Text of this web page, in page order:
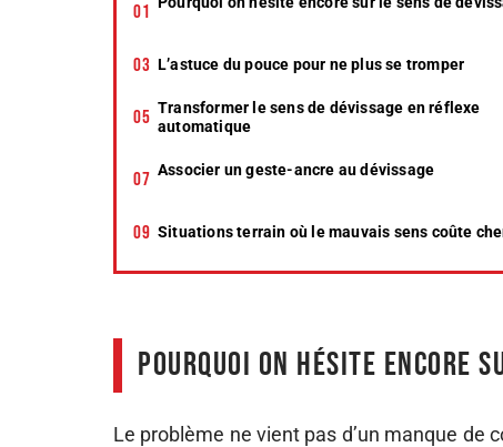
L’astuce du pouce pour ne plus se tromper
Transformer le sens de dévissage en réflexe
automatique
Associer un geste-ancre au dévissage
Situations terrain où le mauvais sens coûte
Pourquoi on hésite encore
Le problème ne vient pas d’un manque de